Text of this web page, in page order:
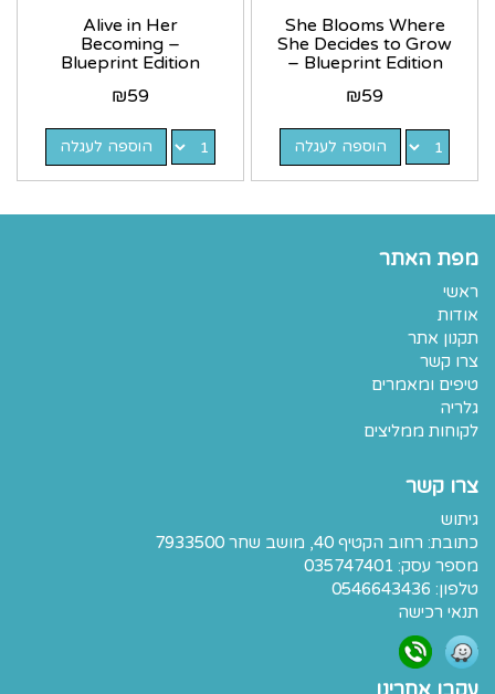
She Blooms Where
She Decides to Grow
– Blueprint Edition
₪59
הוספה לעגלה
Alive in Her
Becoming –
Blueprint Edition
₪59
הוספה לעגלה
מפת האתר
ראשי
אודות
תקנון אתר
צרו קשר
טיפים ומאמרים
גלריה
לקוחות ממליצים
צרו קשר
גיתוש
כתובת: רחוב הקטיף 40, מושב שחר 7933500
מספר עסק: 035747401
טלפון: 0546643436
תנאי רכישה